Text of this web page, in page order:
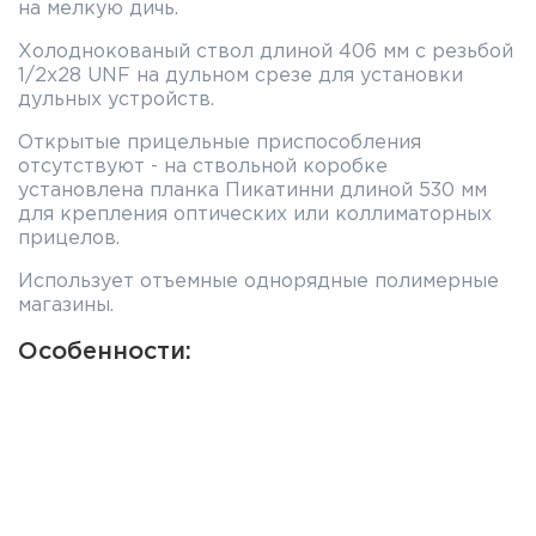
на мелкую дичь.
Холоднокованый ствол длиной 406 мм с резьбой
1/2x28 UNF на дульном срезе для установки
дульных устройств.
Открытые прицельные приспособления
отсутствуют - на ствольной коробке
установлена планка Пикатинни длиной 530 мм
для крепления оптических или коллиматорных
прицелов.
Использует отъемные однорядные полимерные
магазины.
Особенности: